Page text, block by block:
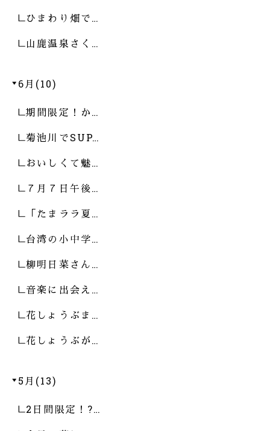
ひまわり畑で…
山鹿温泉さく…
6月(10)
期間限定！か…
菊池川でSUP…
おいしくて魅…
７月７日午後…
「たまララ夏…
台湾の小中学…
柳明日菜さん…
音楽に出会え…
花しょうぶま…
花しょうぶが…
5月(13)
2日間限定！?…